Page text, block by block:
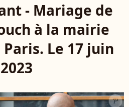
- Mariage de
à la mairie
Le 17 juin
2023